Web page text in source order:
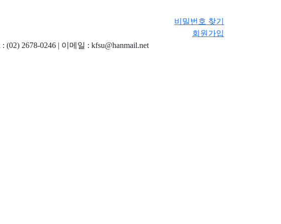
비밀번호 찾기
회원가입
2678-0246 | 이메일 : kfsu@hanmail.net